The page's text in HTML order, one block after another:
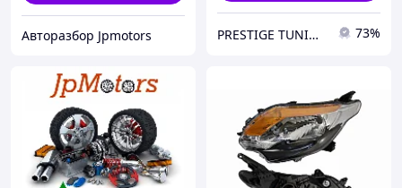
Авторазбор Jpmotors PRESTIGE TUNING 73%